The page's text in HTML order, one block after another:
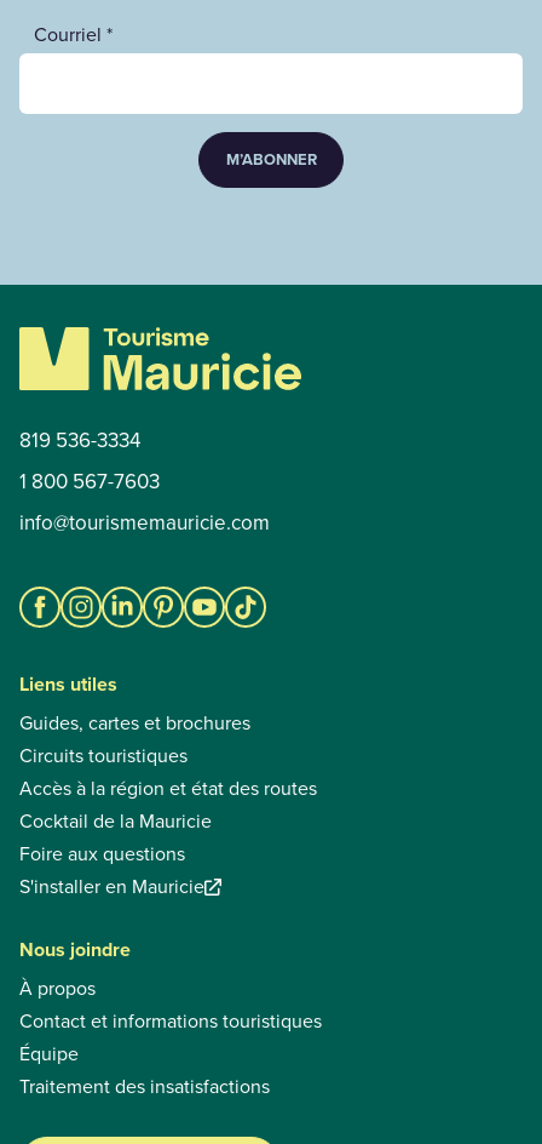
Courriel *
M’ABONNER
819 536-3334
1 800 567-7603
info@tourismemauricie.com
Liens utiles
Guides, cartes et brochures
Circuits touristiques
Accès à la région et état des routes
Cocktail de la Mauricie
Foire aux questions
S'installer en Mauricie
Nous joindre
À propos
Contact et informations touristiques
Équipe
Traitement des insatisfactions